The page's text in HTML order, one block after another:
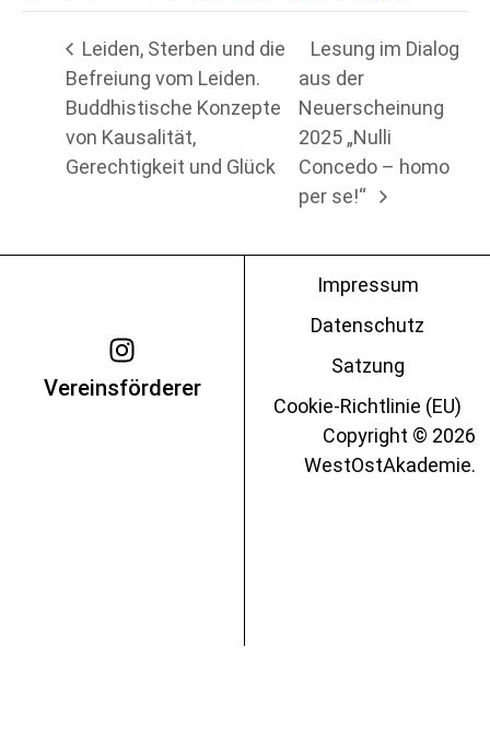
Leiden, Sterben und die
Befreiung vom Leiden.
Buddhistische Konzepte
von Kausalität,
Gerechtigkeit und Glück
Lesung im Dialog
aus der
Neuerscheinung
2025 „Nulli
Concedo – homo
per se!“
Vereinsförderer
Impressum
Datenschutz
Satzung
Cookie-Richtlinie (EU)
Copyright © 2026
WestOstAkademie.